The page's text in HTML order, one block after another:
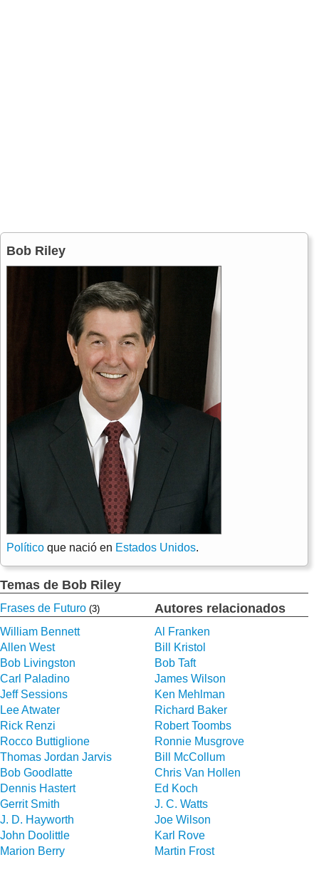
Bob Riley
Político que nació en Estados Unidos.
Temas de Bob Riley
Frases de Futuro (3) Autores relacionados
William Bennett
Al Franken
Allen West
Bill Kristol
Bob Livingston
Bob Taft
Carl Paladino
James Wilson
Jeff Sessions
Ken Mehlman
Lee Atwater
Richard Baker
Rick Renzi
Robert Toombs
Rocco Buttiglione
Ronnie Musgrove
Thomas Jordan Jarvis
Bill McCollum
Bob Goodlatte
Chris Van Hollen
Dennis Hastert
Ed Koch
Gerrit Smith
J. C. Watts
J. D. Hayworth
Joe Wilson
John Doolittle
Karl Rove
Marion Berry
Martin Frost